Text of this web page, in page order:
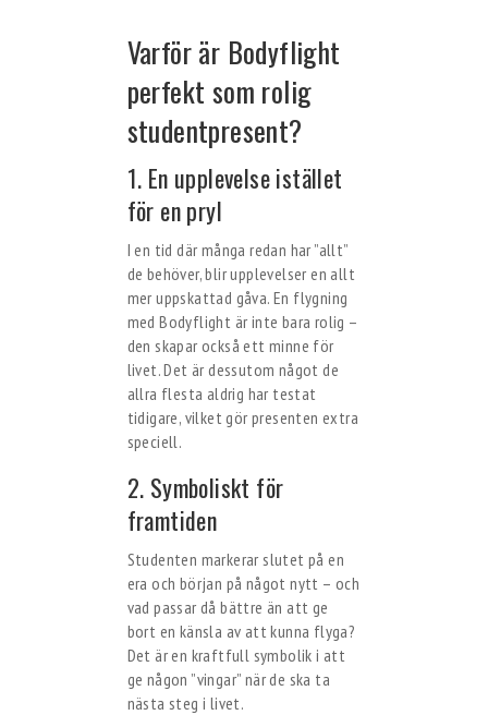
Varför är Bodyflight
perfekt som rolig
studentpresent?
1. En upplevelse istället
för en pryl
I en tid där många redan har ”allt”
de behöver, blir upplevelser en allt
mer uppskattad gåva. En flygning
med Bodyflight är inte bara rolig –
den skapar också ett minne för
livet. Det är dessutom något de
allra flesta aldrig har testat
tidigare, vilket gör presenten extra
speciell.
2. Symboliskt för
framtiden
Studenten markerar slutet på en
era och början på något nytt – och
vad passar då bättre än att ge
bort en känsla av att kunna flyga?
Det är en kraftfull symbolik i att
ge någon ”vingar” när de ska ta
nästa steg i livet.